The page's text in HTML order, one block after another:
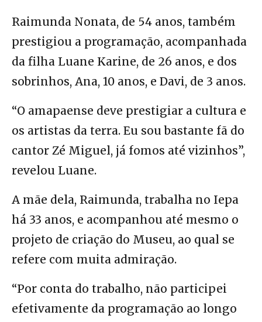
Raimunda Nonata, de 54 anos, também
prestigiou a programação, acompanhada
da filha Luane Karine, de 26 anos, e dos
sobrinhos, Ana, 10 anos, e Davi, de 3 anos.
“O amapaense deve prestigiar a cultura e
os artistas da terra. Eu sou bastante fã do
cantor Zé Miguel, já fomos até vizinhos”,
revelou Luane.
A mãe dela, Raimunda, trabalha no Iepa
há 33 anos, e acompanhou até mesmo o
projeto de criação do Museu, ao qual se
refere com muita admiração.
“Por conta do trabalho, não participei
efetivamente da programação ao longo